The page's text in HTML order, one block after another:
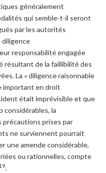
généralement
qui semble-t-il seront
par les autorités
responsabilité engagée
résultant de la faillibilité des
La « diligence raisonnable
important en droit
était imprévisible et que
considérables, la
précautions prises par
ne surviennent pourrait
une amende considérable,
ou rationnelles, compte
19.